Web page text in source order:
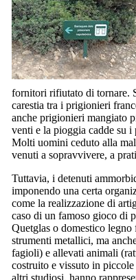
fornitori rifiutato di tornare.
carestia tra i prigionieri
anche prigionieri mangiato
venti e la pioggia cadde su
Molti uomini ceduto alla
venuti a sopravvivere, a
Tuttavia, i detenuti
imponendo una certa
come la realizzazione di
caso di un famoso gioco di
Quetglas o domestico legno
strumenti metallici, ma
fagioli) e allevati animali
costruito e vissuto in
altri studiosi, hanno